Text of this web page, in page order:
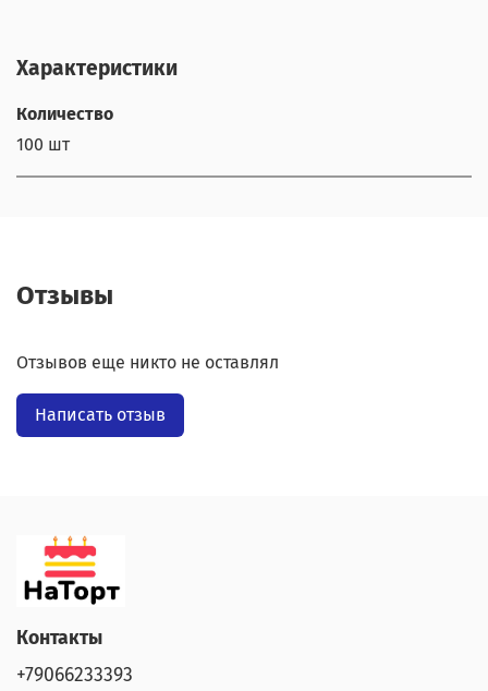
Характеристики
Количество
100 шт
Отзывы
Отзывов еще никто не оставлял
Написать отзыв
Контакты
+79066233393